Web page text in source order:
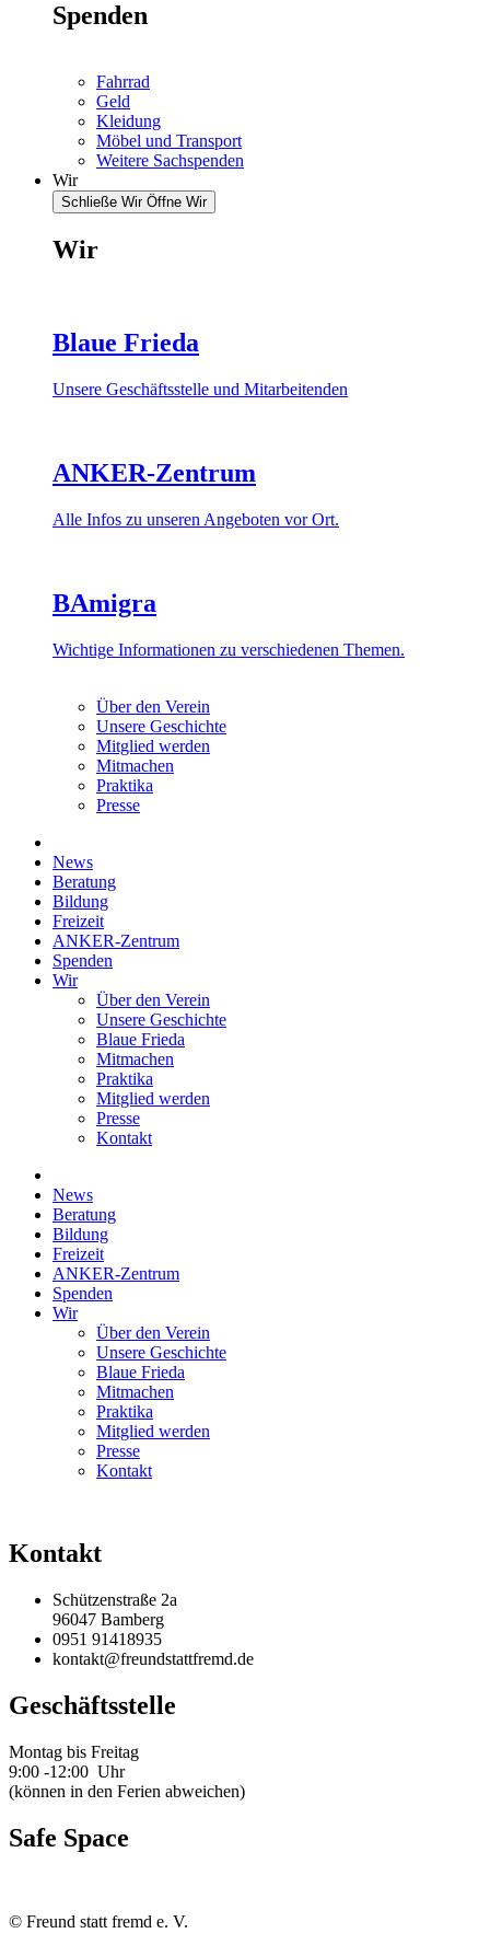
Spenden
Fahrrad
Geld
Kleidung
Möbel und Transport
Weitere Sachspenden
Wir
Schließe Wir Öffne Wir
Wir
Blaue Frieda
Unsere Geschäftsstelle und Mitarbeitenden
ANKER-Zentrum
Alle Infos zu unseren Angeboten vor Ort.
BAmigra
Wichtige Informationen zu verschiedenen Themen.
Über den Verein
Unsere Geschichte
Mitglied werden
Mitmachen
Praktika
Presse
News
Beratung
Bildung
Freizeit
ANKER-Zentrum
Spenden
Wir
Über den Verein
Unsere Geschichte
Blaue Frieda
Mitmachen
Praktika
Mitglied werden
Presse
Kontakt
News
Beratung
Bildung
Freizeit
ANKER-Zentrum
Spenden
Wir
Über den Verein
Unsere Geschichte
Blaue Frieda
Mitmachen
Praktika
Mitglied werden
Presse
Kontakt
Kontakt
Schützenstraße 2a
96047 Bamberg
0951 91418935
kontakt@freundstattfremd.de
Geschäftsstelle
Montag bis Freitag
9:00 -12:00 Uhr
(können in den Ferien abweichen)
Safe Space
© Freund statt fremd e. V.